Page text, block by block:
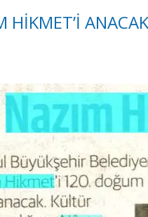
HİKMET’İ ANACAK